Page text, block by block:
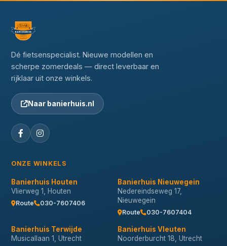
Dé fietsenspecialist. Nieuwe modellen en
scherpe zomerdeals — direct leverbaar en
rijklaar uit onze winkels.
Naar banierhuis.nl
ONZE WINKELS
Banierhuis Houten
Vlierweg 1, Houten
Route 030-7607406
Banierhuis Nieuwegein
Nedereindseweg 17,
Nieuwegein
Route 030-7607404
Banierhuis Terwijde
Musicallaan 1, Utrecht
Banierhuis Vleuten
Noorderburcht 18, Utrecht